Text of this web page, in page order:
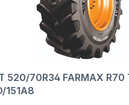
520/70R34 FARMAX R70
151A8